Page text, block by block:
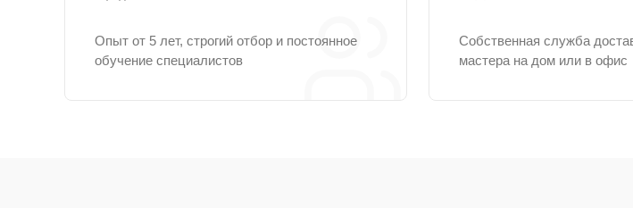
Опыт от 5 лет, строгий отбор и постоянное
обучение специалистов
Собственная служба
мастера на дом или в офис